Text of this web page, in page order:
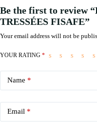
Be the first to review
TRESSÉES FISAFE”
Your email address will not be
YOUR RATING *
Name *
Email *